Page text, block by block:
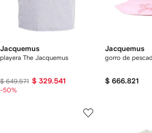
Jacquemus
playera The Jacquemus
$ 649.571 $ 329.541
-50%
Jacquemus
gorro de
$ 666.821